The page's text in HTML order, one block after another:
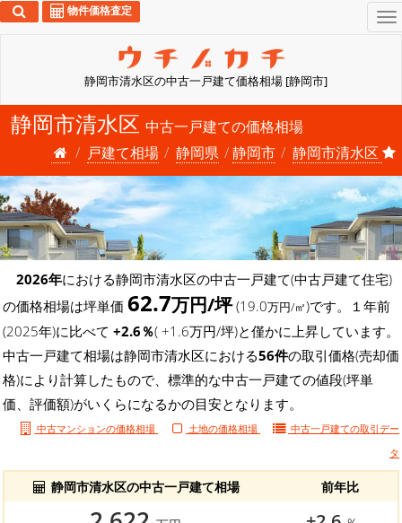
静岡市清水区の中古一戸建て価格相場 [静岡市]
物件価格査定
静岡市清水区 中古一戸建ての価格相場
戸建て相場
静岡県 静岡市 静岡市清水区
2026年における静岡市清水区の中古一戸建て(中古戸建て住宅)
の価格相場は坪単価 62.7万円/坪(19.0万円/㎡)です。１年前
(2025年)に比べて +2.6％( +1.6万円/坪)と僅かに上昇しています。
中古一戸建て相場は静岡市清水区における56件の取引価格(売却価
格)により計算したもので、標準的な中古一戸建ての値段(坪単
価、評価額)がいくらになるかの目安となります。
中古マンションの価格相場 土地の価格相場 中古一戸建ての取引デー
タ
静岡市清水区の中古一戸建て相場 前年比